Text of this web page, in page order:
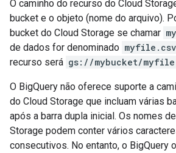
O caminho do recurso do Cloud
bucket e o objeto (nome do arquivo).
bucket do Cloud Storage se chamar
de dados for denominado myfile.csv
recurso será gs://mybucket/
O BigQuery não oferece suporte a
do Cloud Storage que incluam várias
após a barra dupla inicial. Os nomes
Storage podem conter vários
consecutivos. No entanto, o BigQuery